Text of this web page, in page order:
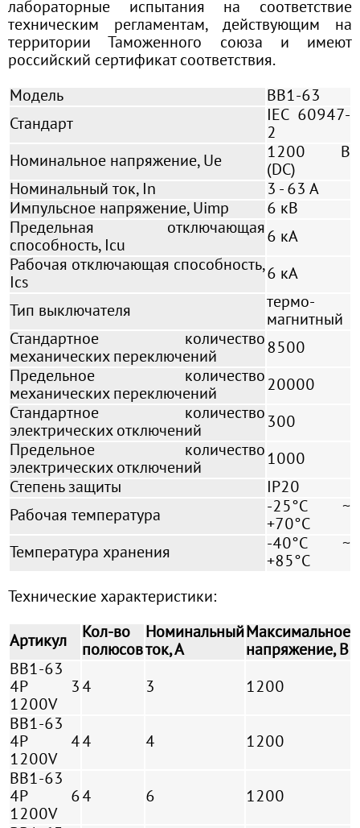
лабораторные испытания на соответствие
техническим регламентам, действующим на
территории Таможенного союза и имеют
российский сертификат соответствия.
Модель
BB1-63
Стандарт
IEC 60947-
2
Номинальное напряжение, Ue
1200 В
(DC)
Номинальный ток, In
3 - 63 А
Импульсное напряжение, Uimp
6 кВ
Предельная отключающая
способность, Icu
6 кА
Рабочая отключающая способность,
Ics
6 кА
Тип выключателя
термо-
магнитный
Стандартное количество
механических переключений
8500
Предельное количество
механических переключений
20000
Стандартное количество
электрических отключений
300
Предельное количество
электрических отключений
1000
Степень защиты
IP20
Рабочая температура
-25°С ~
+70°C
Температура хранения
-40°С ~
+85°C
Технические характеристики:
Артикул
Кол-во
полюсов
Номинальный
ток, А
Максимальное
напряжение, В
BB1-63
4P 3
1200V
4 3 1200
BB1-63
4P 4
1200V
4 4 1200
BB1-63
4P 6
1200V
4 6 1200